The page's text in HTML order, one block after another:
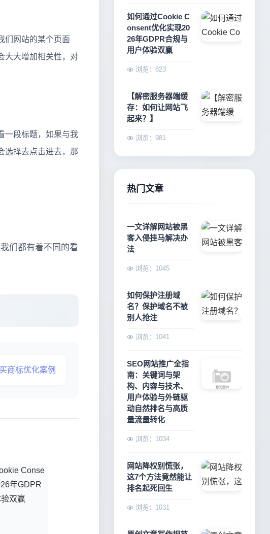
网站的某个页面
大大增加相关性，对
段标题，如果与我
选择去点击进去，那
们都有着不同的看
买商标优化案例
如何通过Cookie C
onsent优化实现20
26年GDPR合规与
用户体验双赢
浏览：823
【解密服务器端缓
存：如何让网站飞
起来？】
浏览：981
热门文章
一文详解网站被黑
客入侵挂马解决办
法
浏览：1045
如何保护注册域
名？保护域名不被
别人抢注
浏览：1041
SEO网站推广全指
南：关键词与架
构、内容与技术、
用户体验与外链驱
动自然排名与高质
量流量转化
浏览：1034
网站降权别慌张，
这7个方法竟然能让
排名起死回生
浏览：1031